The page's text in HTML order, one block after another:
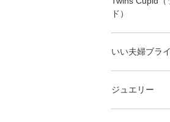
ド）
いい夫婦ブラ
ジュエリー